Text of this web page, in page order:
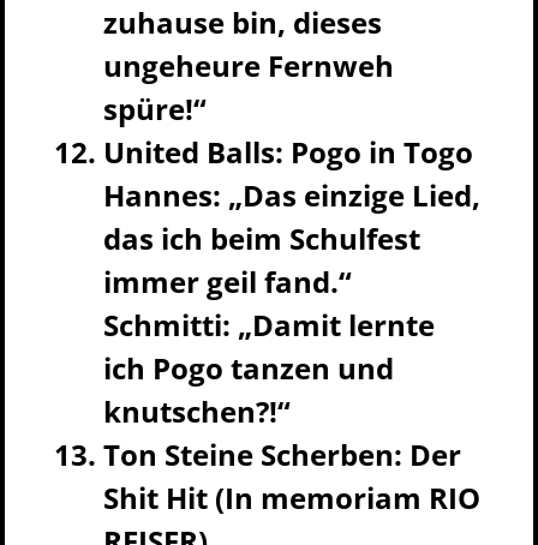
zuhause bin, dieses
ungeheure Fernweh
spüre!“
United Balls: Pogo in Togo
Hannes: „Das einzige Lied,
das ich beim Schulfest
immer geil fand.“
Schmitti: „Damit lernte
ich Pogo tanzen und
knutschen?!“
Ton Steine Scherben: Der
Shit Hit (In memoriam RIO